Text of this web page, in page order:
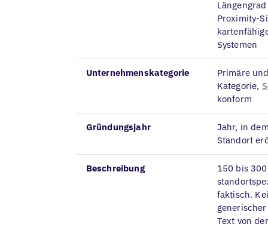
Proximity-
Systemen
Unternehmenskategorie
Primäre
Kategorie,
konform
Gründungsjahr
Jahr, in
Standort
Beschreibung
150 bis
faktisch.
Text von der